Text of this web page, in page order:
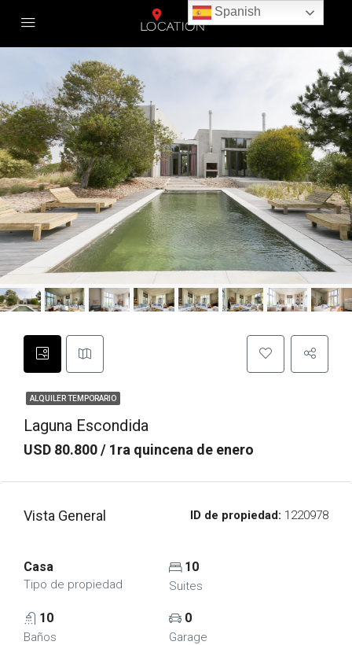
ALQUILER TEMPORARIO
Laguna Escondida
USD 80.800 / 1ra quincena de enero
Vista General ID de propiedad: 1220978
Casa
Tipo de propiedad
10
Suites
10
Baños
0
Garage
Spanish